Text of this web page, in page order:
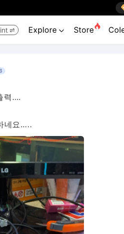
 Explore  Store
력….
네요…..